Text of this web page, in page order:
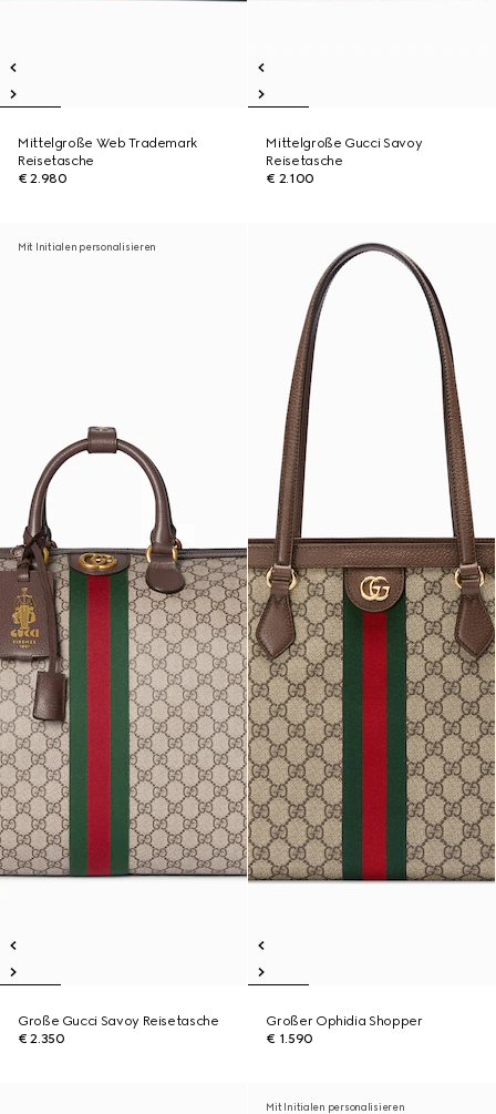
Mittelgroße Web Trademark
Reisetasche
€ 2.980
Mittelgroße Gucci Savoy
Reisetasche
€ 2.100
Mit Initialen personalisieren
Große Gucci Savoy Reisetasche
€ 2.350
Großer Ophidia Shopper
€ 1.590
Mit Initialen personalisieren